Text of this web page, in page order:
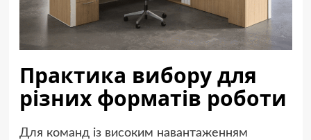
Практика вибору для
різних форматів роботи
Для команд із високим навантаженням